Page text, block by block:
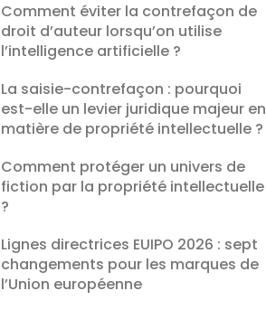
Comment éviter la contrefaçon de
droit d’auteur lorsqu’on utilise
l’intelligence artificielle ?
La saisie-contrefaçon : pourquoi
est-elle un levier juridique majeur en
matière de propriété intellectuelle ?
Comment protéger un univers de
fiction par la propriété intellectuelle
?
Lignes directrices EUIPO 2026 : sept
changements pour les marques de
l’Union européenne